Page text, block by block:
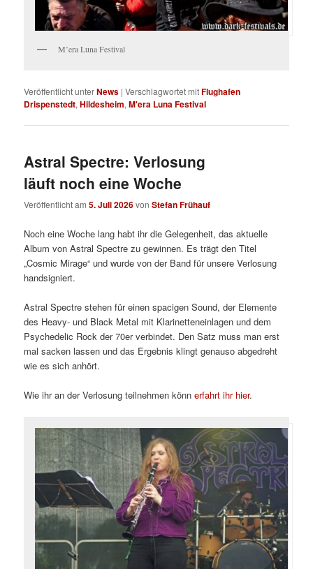
M’era Luna Festival
Veröffentlicht unterNews |Verschlagwortet mitFlughafen
Drispenstedt,Hildesheim,M'era Luna Festival
Astral Spectre: Verlosung
läuft noch eine Woche
Veröffentlicht am5. Juli 2026vonStefan Frühauf
Noch eine Woche lang habt ihr die Gelegenheit, das aktuelle
Album von Astral Spectre zu gewinnen. Es trägt den Titel
„Cosmic Mirage“ und wurde von der Band für unsere Verlosung
handsigniert.
Astral Spectre stehen für einen spacigen Sound, der Elemente
des Heavy- und Black Metal mit Klarinetteneinlagen und dem
Psychedelic Rock der 70er verbindet. Den Satz muss man erst
mal sacken lassen und das Ergebnis klingt genauso abgedreht
wie es sich anhört.
Wie ihr an der Verlosung teilnehmen könnerfahrt ihr hier.